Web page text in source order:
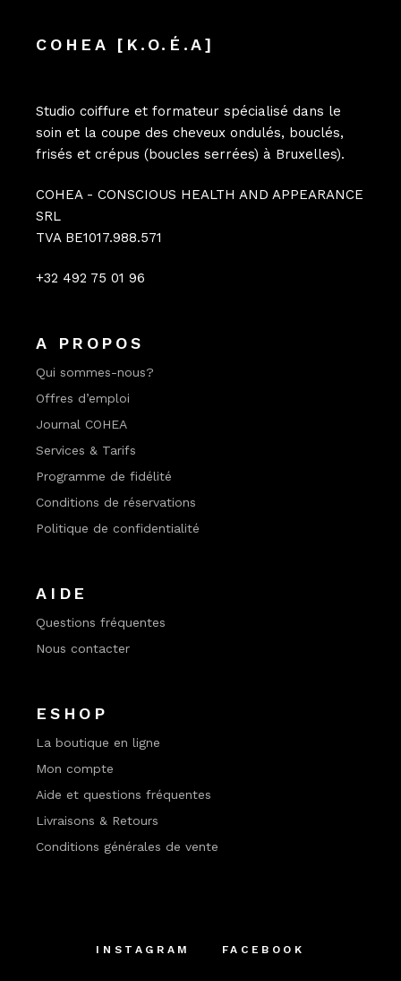
COHEA [K.O.É.A]
Studio coiffure et formateur spécialisé dans le
soin et la coupe des cheveux ondulés, bouclés,
frisés et crépus (boucles serrées) à Bruxelles).
COHEA - CONSCIOUS HEALTH AND APPEARANCE
SRL
TVA BE1017.988.571
+32 492 75 01 96
A PROPOS
Qui sommes-nous?
Offres d’emploi
Journal COHEA
Services & Tarifs
Programme de fidélité
Conditions de réservations
Politique de confidentialité
AIDE
Questions fréquentes
Nous contacter
ESHOP
La boutique en ligne
Mon compte
Aide et questions fréquentes
Livraisons & Retours
Conditions générales de vente
INSTAGRAM FACEBOOK